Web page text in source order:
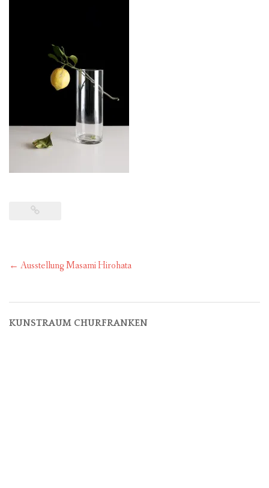
PARTNER
IMPRESSUM
Post
← Ausstellung Masami Hirohata
KUNSTRAUM CHURFRANKEN